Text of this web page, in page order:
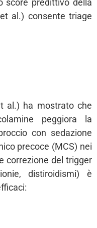
score predittivo della
al.) consente triage
al.) ha mostrato che
peggiora la
con sedazione
precoce (MCS) nei
correzione del trigger
distiroidismi) è